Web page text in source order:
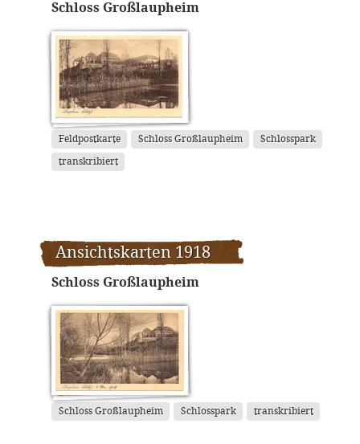
Schloss Großlaupheim
Feldpostkarte Schloss Großlaupheim Schlosspark
transkribiert
Ansichtskarten 1918
Schloss Großlaupheim
Schloss Großlaupheim Schlosspark transkribiert